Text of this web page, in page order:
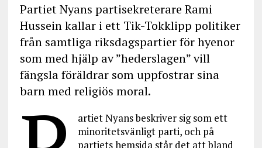
Partiet Nyans partisekreterare Rami
Hussein kallar i ett Tik-Tokklipp politiker
från samtliga riksdagspartier för hyenor
som med hjälp av ”hederslagen” vill
fängsla föräldrar som uppfostrar sina
barn med religiös moral.
artiet Nyans beskriver sig som ett
minoritetsvänligt parti, och på
partiets hemsida står det att bland